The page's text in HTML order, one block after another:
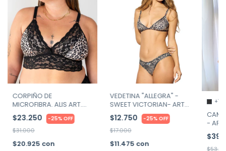
CORPIÑO DE
MICROFIBRA. ALIS ART.
819
$23.250 -25% OFF
$31.000
$20.925 con
VEDETINA "ALLEGRA" -
SWEET VICTORIAN- ART.
117-190
$12.750 -25% OFF
$17.000
$11.475 con
+1
-